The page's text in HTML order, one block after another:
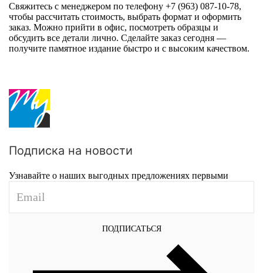
Свяжитесь с менеджером по телефону +7 (963) 087-10-78,
чтобы рассчитать стоимость, выбрать формат и оформить
заказ. Можно прийти в офис, посмотреть образцы и
обсудить все детали лично. Сделайте заказ сегодня —
получите памятное издание быстро и с высоким качеством.
Подписка на новости
Узнавайте о наших выгодных предложениях первыми
ПОДПИСАТЬСЯ